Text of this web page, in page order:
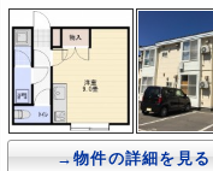
→物件の詳細を見る